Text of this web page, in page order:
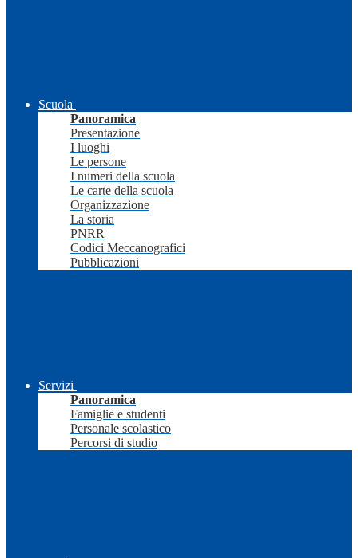
Scuola
Panoramica
Presentazione
I luoghi
Le persone
I numeri della scuola
Le carte della scuola
Organizzazione
La storia
PNRR
Codici Meccanografici
Pubblicazioni
Servizi
Panoramica
Famiglie e studenti
Personale scolastico
Percorsi di studio